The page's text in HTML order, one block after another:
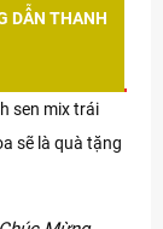
DẪN THANH
sen mix trái
sẽ là quà tặng